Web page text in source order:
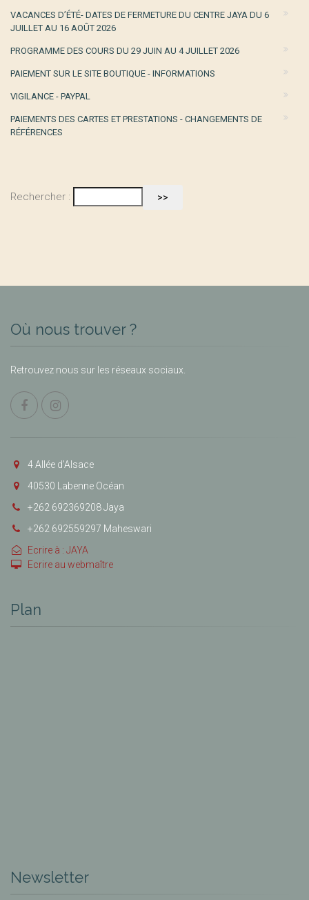
VACANCES D’ÉTÉ- DATES DE FERMETURE DU CENTRE JAYA DU 6
JUILLET AU 16 AOÛT 2026
PROGRAMME DES COURS DU 29 JUIN AU 4 JUILLET 2026
PAIEMENT SUR LE SITE BOUTIQUE - INFORMATIONS
VIGILANCE - PAYPAL
PAIEMENTS DES CARTES ET PRESTATIONS - CHANGEMENTS DE
RÉFÉRENCES
Rechercher :
Où nous trouver ?
Retrouvez nous sur les réseaux sociaux.
4 Allée d’Alsace
40530 Labenne Océan
+262 692369208 Jaya
+262 692559297 Maheswari
Ecrire à : JAYA
Ecrire au webmaître
Plan
Newsletter